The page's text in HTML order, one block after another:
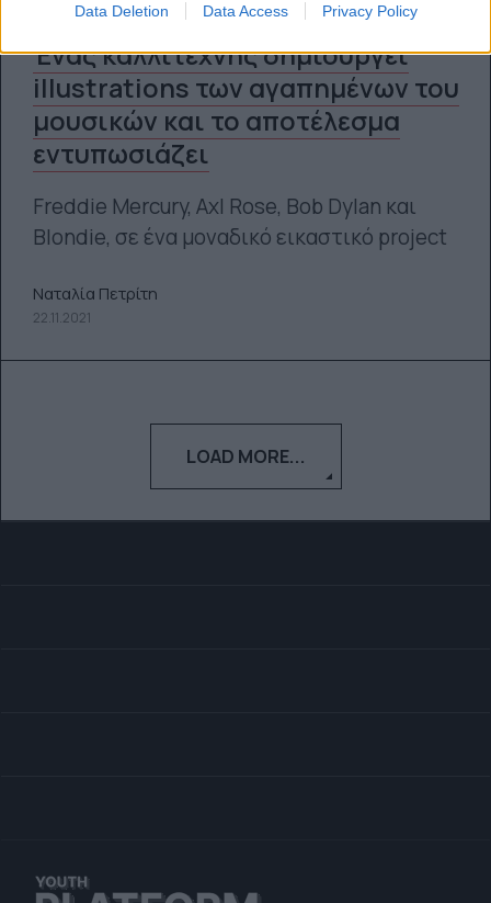
Data Deletion Data Access Privacy Policy
Ένας καλλιτέχνης δημιουργεί
illustrations των αγαπημένων του
μουσικών και το αποτέλεσμα
εντυπωσιάζει
Freddie Mercury, Axl Rose, Bob Dylan και
Blondie, σε ένα μοναδικό εικαστικό project
Ναταλία Πετρίτη
22.11.2021
LOAD MORE...